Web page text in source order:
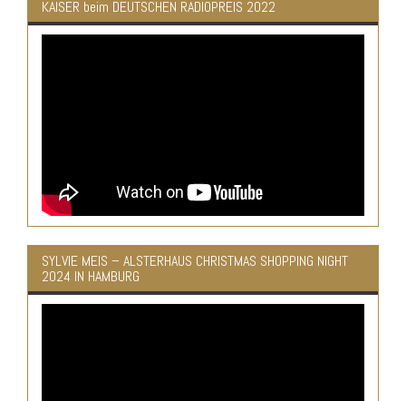
KAISER beim DEUTSCHEN RADIOPREIS 2022
SYLVIE MEIS – ALSTERHAUS CHRISTMAS SHOPPING NIGHT
2024 IN HAMBURG